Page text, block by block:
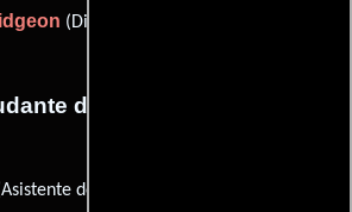
(Director de fotografía)
de dirección
de dirección),